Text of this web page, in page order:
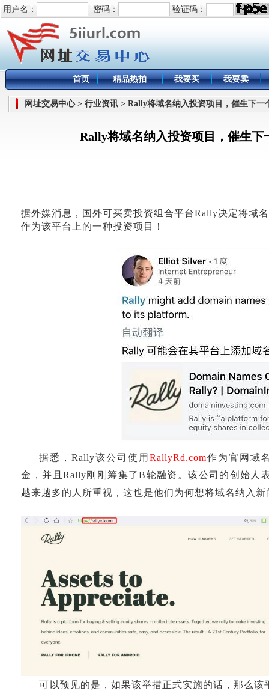
用户名： 密码： 验证码：
首页 精品热拍 我要买 我要卖
网址交易中心 > 行业资讯 > Rally将域名纳入投资项目，催生下一
Rally将域名纳入投资项目，催生下
据外媒消息，国外可买卖投资组合平台Rally决定将域
作为该平台上的一种投资项目！
据悉，Rally该公司使用 RallyRd.com作为官网域
金，并且Rally刚刚筹集了B轮融资。该公司的创始人
越来越多的人所重视，这也是他们为何想将域名纳入
可以预见的是，如果该举措正式实施的话，那么